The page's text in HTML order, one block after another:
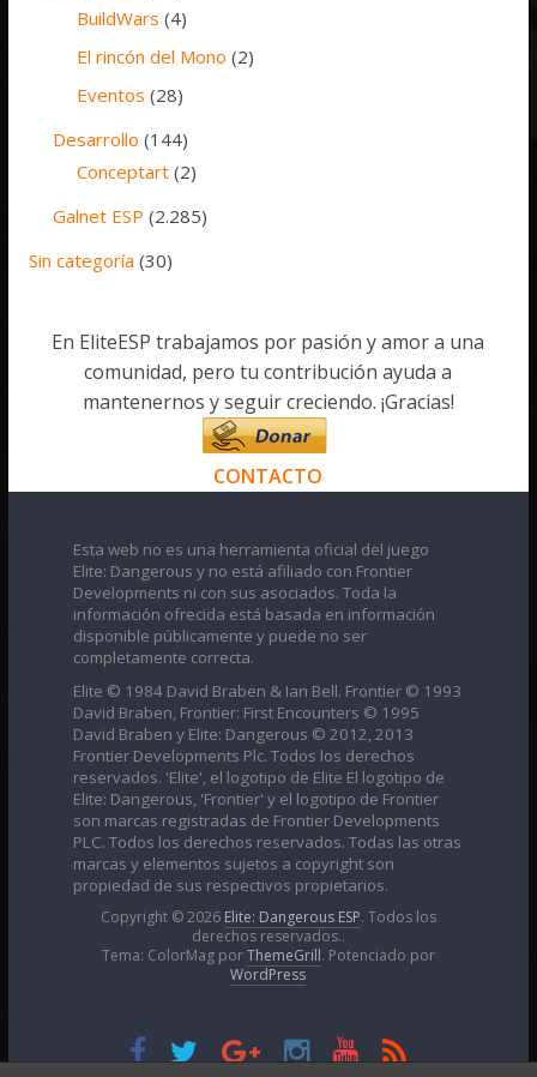
BuildWars (4)
El rincón del Mono (2)
Eventos (28)
Desarrollo (144)
Conceptart (2)
Galnet ESP (2.285)
Sin categoría (30)
En EliteESP trabajamos por pasión y amor a una
comunidad, pero tu contribución ayuda a
mantenernos y seguir creciendo. ¡Gracias!
CONTACTO
Esta web no es una herramienta oficial del juego
Elite: Dangerous y no está afiliado con Frontier
Developments ni con sus asociados. Toda la
información ofrecida está basada en información
disponible públicamente y puede no ser
completamente correcta.
Elite © 1984 David Braben & Ian Bell. Frontier © 1993
David Braben, Frontier: First Encounters © 1995
David Braben y Elite: Dangerous © 2012, 2013
Frontier Developments Plc. Todos los derechos
reservados. 'Elite', el logotipo de Elite El logotipo de
Elite: Dangerous, 'Frontier' y el logotipo de Frontier
son marcas registradas de Frontier Developments
PLC. Todos los derechos reservados. Todas las otras
marcas y elementos sujetos a copyright son
propiedad de sus respectivos propietarios.
Copyright © 2026 Elite: Dangerous ESP. Todos los
derechos reservados..
Tema: ColorMag porThemeGrill. Potenciado por
WordPress